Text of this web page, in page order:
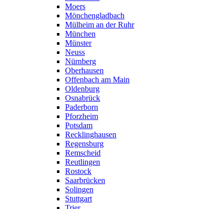
Moers
Mönchengladbach
Mülheim an der Ruhr
München
Münster
Neuss
Nürnberg
Oberhausen
Offenbach am Main
Oldenburg
Osnabrück
Paderborn
Pforzheim
Potsdam
Recklinghausen
Regensburg
Remscheid
Reutlingen
Rostock
Saarbrücken
Solingen
Stuttgart